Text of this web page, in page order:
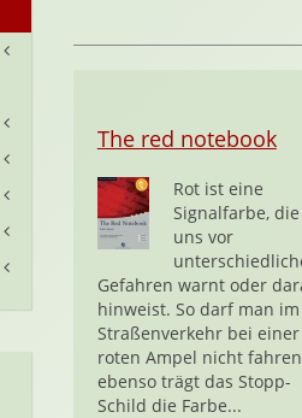
The red notebook
Rot ist eine
Signalfarbe, die
uns vor
Gefahren warnt oder
hinweist. So darf man im
Straßenverkehr bei einer
roten Ampel nicht
ebenso trägt das Stopp-
Schild die Farbe...